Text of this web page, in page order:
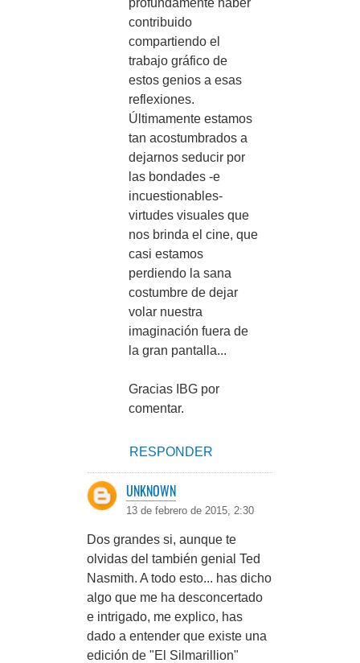
contribuido
compartiendo el
trabajo gráfico de
estos genios a esas
reflexiones.
Últimamente estamos
tan acostumbrados a
dejarnos seducir por
las bondades -e
incuestionables-
virtudes visuales que
nos brinda el cine, que
casi estamos
perdiendo la sana
costumbre de dejar
volar nuestra
imaginación fuera de
la gran pantalla...
Gracias IBG por
comentar.
RESPONDER
UNKNOWN
13 de febrero de 2015, 2:30
Dos grandes si, aunque te
olvidas del también genial Ted
Nasmith. A todo esto... has dicho
algo que me ha desconcertado
e intrigado, me explico, has
dado a entender que existe una
edición de "El Silmarillion"